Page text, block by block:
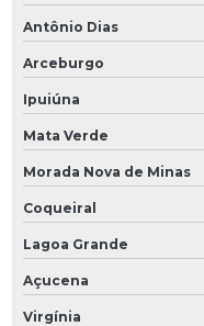
Antônio Dias
Arceburgo
Ipuiúna
Mata Verde
Morada Nova de Minas
Coqueiral
Lagoa Grande
Açucena
Virgínia